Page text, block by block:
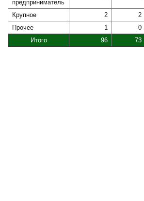
предприниматель
Крупное 2 2
Прочее
1 0
Итого
96 73